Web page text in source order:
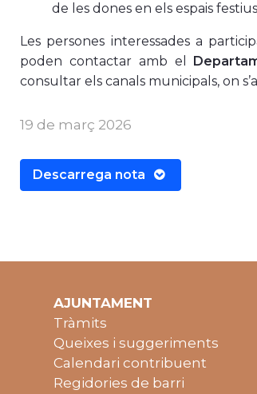
de les dones en els espais
Les persones interessades a
poden contactar amb el
consultar els canals municipals, on
19 de març 2026
Descarrega nota
AJUNTAMENT
Tràmits
Queixes i suggeriments
Calendari contribuent
Regidories de barri